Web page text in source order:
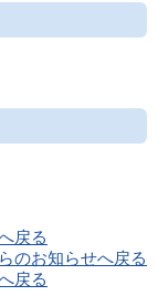
戻る
のお知らせへ戻る
戻る